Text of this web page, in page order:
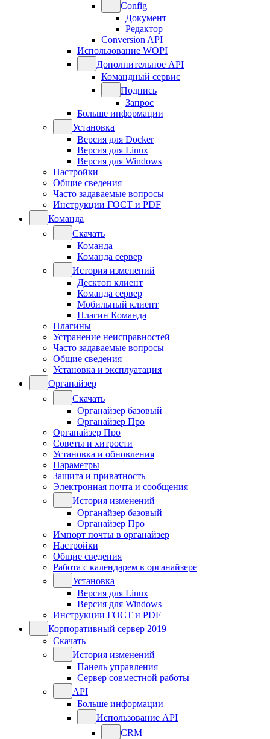
Config
Документ
Редактор
Conversion API
Использование WOPI
Дополнительное API
Командный сервис
Подпись
Запрос
Больше информации
Установка
Версия для Docker
Версия для Linux
Версия для Windows
Настройки
Общие сведения
Часто задаваемые вопросы
Инструкции ГОСТ и PDF
Команда
Скачать
Команда
Команда сервер
История изменений
Десктоп клиент
Команда сервер
Мобильный клиент
Плагин Команда
Плагины
Устранение неисправностей
Часто задаваемые вопросы
Общие сведения
Установка и эксплуатация
Органайзер
Скачать
Органайзер базовый
Органайзер Про
Органайзер Про
Советы и хитрости
Установка и обновления
Параметры
Защита и приватность
Электронная почта и сообщения
История изменений
Органайзер базовый
Органайзер Про
Импорт почты в органайзер
Настройки
Общие сведения
Работа с календарем в органайзере
Установка
Версия для Linux
Версия для Windows
Инструкции ГОСТ и PDF
Корпоративный сервер 2019
Скачать
История изменений
Панель управления
Сервер совместной работы
API
Больше информации
Использование API
CRM